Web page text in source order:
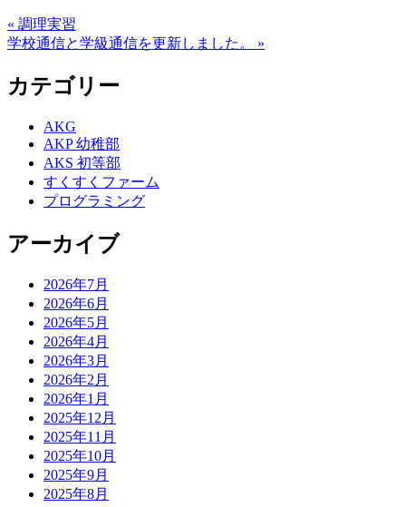
« 調理実習
学校通信と学級通信を更新しました。 »
カテゴリー
AKG
AKP 幼稚部
AKS 初等部
すくすくファーム
プログラミング
アーカイブ
2026年7月
2026年6月
2026年5月
2026年4月
2026年3月
2026年2月
2026年1月
2025年12月
2025年11月
2025年10月
2025年9月
2025年8月